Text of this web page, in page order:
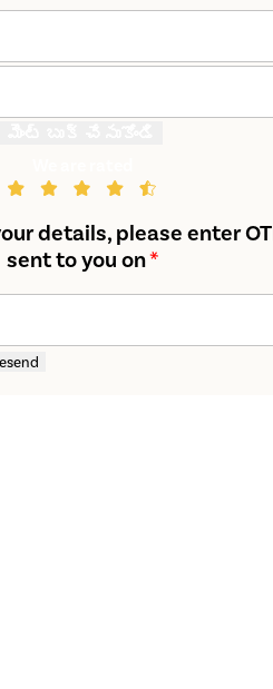
details, please enter
sent to you on*